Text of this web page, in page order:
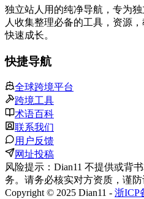
独立站人用的纯净导航，专为
人收集整理必备的工具，资源
快速成长。
快捷导航
全球跨境平台
跨境工具
术语百科
联系我们
用户反馈
网址投稿
风险提示：Dian11 不提供或背
务。请务必核实对方资质，谨防
Copyright © 2025 Dian11 - 浙ICP